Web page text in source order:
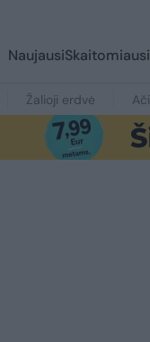
NaujausiSkaitomiausi
Žalioji erdvė